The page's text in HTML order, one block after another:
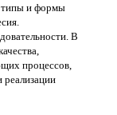
типы и формы
В
процессов,
реализации